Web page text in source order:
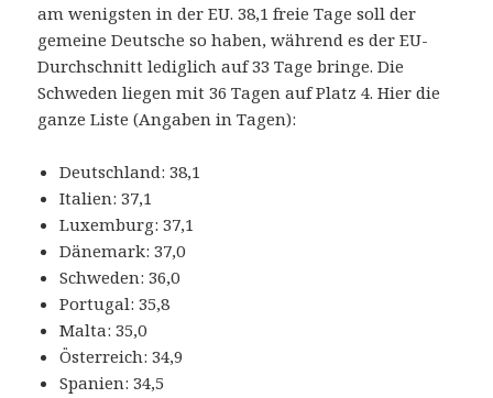
am wenigsten in der EU. 38,1 freie Tage soll der
gemeine Deutsche so haben, während es der EU-
Durchschnitt lediglich auf 33 Tage bringe. Die
Schweden liegen mit 36 Tagen auf Platz 4. Hier die
ganze Liste (Angaben in Tagen):
Deutschland: 38,1
Italien: 37,1
Luxemburg: 37,1
Dänemark: 37,0
Schweden: 36,0
Portugal: 35,8
Malta: 35,0
Österreich: 34,9
Spanien: 34,5